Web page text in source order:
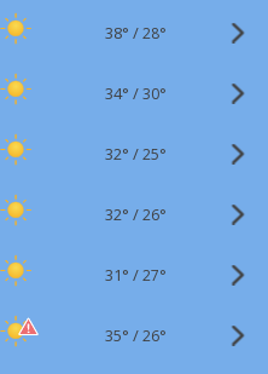
38° /28°
34° /30°
32° /25°
32° /26°
31° /27°
35° /26°